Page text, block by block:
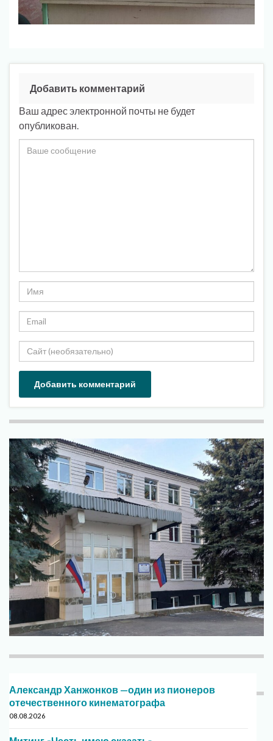
Добавить комментарий
Ваш адрес электронной почты не будет
опубликован.
Александр Ханжонков —один из пионеров
отечественного кинематографа
08.08.2026